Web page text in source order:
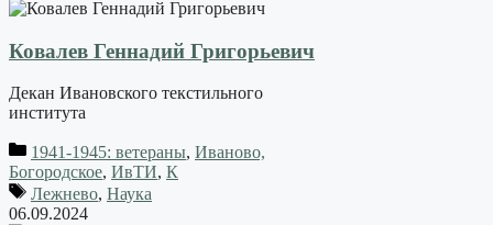
Ковалев Геннадий Григорьевич
Декан Ивановского текстильного
института
1941-1945: ветераны, Иваново,
Богородское, ИвТИ, К
Лежнево, Наука
06.09.2024